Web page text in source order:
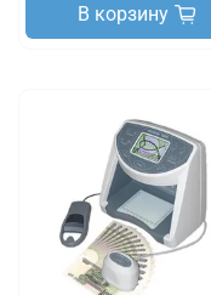
В корзину